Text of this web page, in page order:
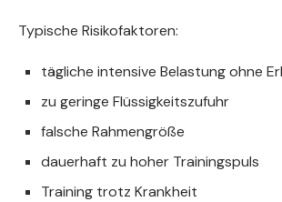
Typische Risikofaktoren:
tägliche intensive Belastung ohne
zu geringe Flüssigkeitszufuhr
falsche Rahmengröße
dauerhaft zu hoher Trainingspuls
Training trotz Krankheit